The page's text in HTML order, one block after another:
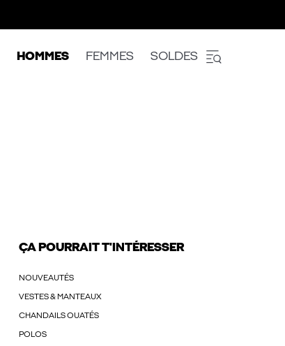
HOMMES FEMMES SOLDES
ÇA POURRAIT T'INTÉRESSER
NOUVEAUTÉS
VESTES & MANTEAUX
CHANDAILS OUATÉS
POLOS